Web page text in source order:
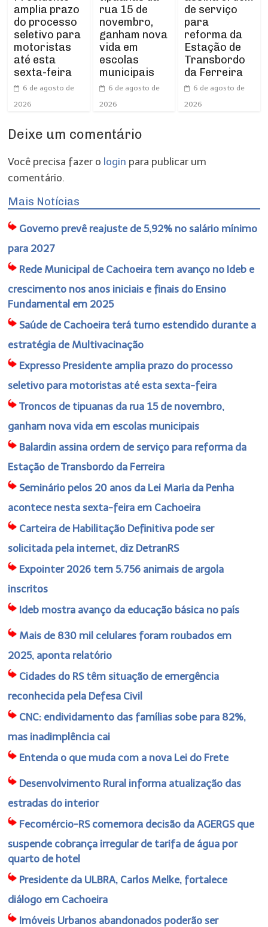
amplia prazo
do processo
seletivo para
motoristas
até esta
sexta-feira
6 de agosto de
2026
rua 15 de
novembro,
ganham nova
vida em
escolas
municipais
6 de agosto de
2026
de serviço
para
reforma da
Estação de
Transbordo
da Ferreira
6 de agosto de
2026
Deixe um comentário
Você precisa fazer o login para publicar um
comentário.
Mais Notícias
Governo prevê reajuste de 5,92% no salário mínimo
para 2027
Rede Municipal de Cachoeira tem avanço no Ideb e
crescimento nos anos iniciais e finais do Ensino
Fundamental em 2025
Saúde de Cachoeira terá turno estendido durante a
estratégia de Multivacinação
Expresso Presidente amplia prazo do processo
seletivo para motoristas até esta sexta-feira
Troncos de tipuanas da rua 15 de novembro,
ganham nova vida em escolas municipais
Balardin assina ordem de serviço para reforma da
Estação de Transbordo da Ferreira
Seminário pelos 20 anos da Lei Maria da Penha
acontece nesta sexta-feira em Cachoeira
Carteira de Habilitação Definitiva pode ser
solicitada pela internet, diz DetranRS
Expointer 2026 tem 5.756 animais de argola
inscritos
Ideb mostra avanço da educação básica no país
Mais de 830 mil celulares foram roubados em
2025, aponta relatório
Cidades do RS têm situação de emergência
reconhecida pela Defesa Civil
CNC: endividamento das famílias sobe para 82%,
mas inadimplência cai
Entenda o que muda com a nova Lei do Frete
Desenvolvimento Rural informa atualização das
estradas do interior
Fecomércio-RS comemora decisão da AGERGS que
suspende cobrança irregular de tarifa de água por
quarto de hotel
Presidente da ULBRA, Carlos Melke, fortalece
diálogo em Cachoeira
Imóveis Urbanos abandonados poderão ser